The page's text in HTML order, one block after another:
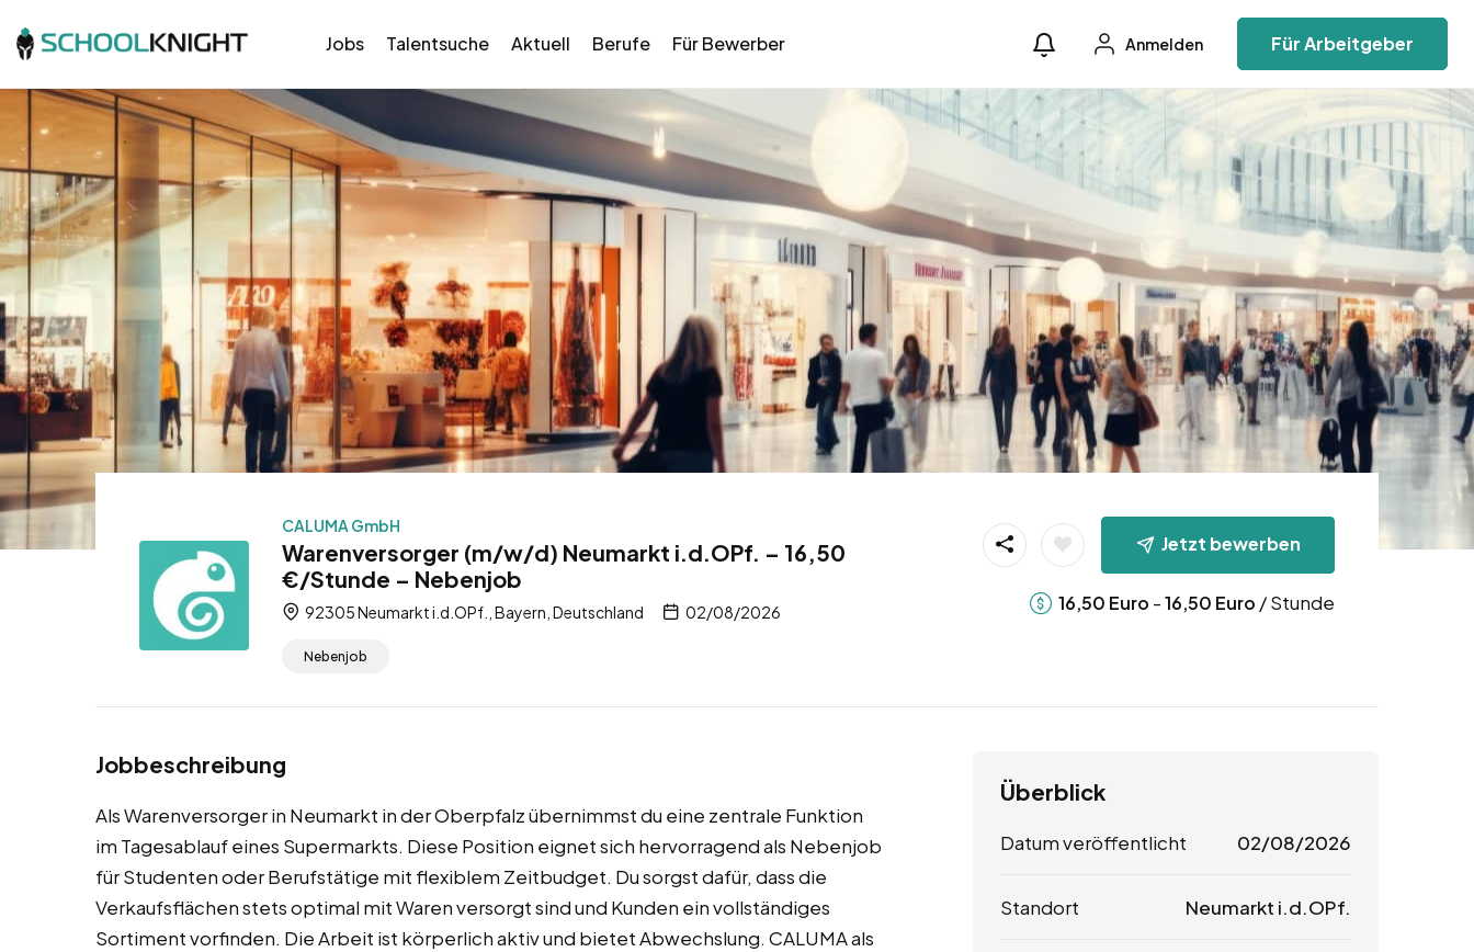
Jobs Talentsuche Aktuell Berufe Für Bewerber Anmelden Für Arbeitgeber
CALUMA GmbH
Warenversorger (m/w/d) Neumarkt i.d.OPf. – 16,50
€/Stunde – Nebenjob
92305 Neumarkt i.d.OPf., Bayern, Deutschland 02/08/2026
Nebenjob
Jetzt bewerben
16,50 Euro -16,50 Euro / Stunde
Jobbeschreibung
Als Warenversorger in Neumarkt in der Oberpfalz übernimmst du eine zentrale Funktion
im Tagesablauf eines Supermarkts. Diese Position eignet sich hervorragend als Nebenjob
für Studenten oder Berufstätige mit flexiblem Zeitbudget. Du sorgst dafür, dass die
Verkaufsflächen stets optimal mit Waren versorgt sind und Kunden ein vollständiges
Sortiment vorfinden. Die Arbeit ist körperlich aktiv und bietet Abwechslung. CALUMA als
Überblick
Datum veröffentlicht 02/08/2026
Standort Neumarkt i.d.OPf.